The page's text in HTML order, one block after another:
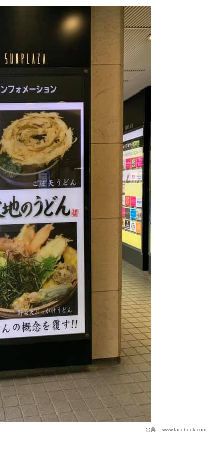
出典： www.facebook.com